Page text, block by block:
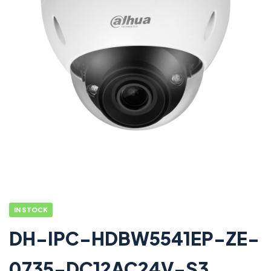
IN STOCK
DH-IPC-HDBW5541EP-ZE-